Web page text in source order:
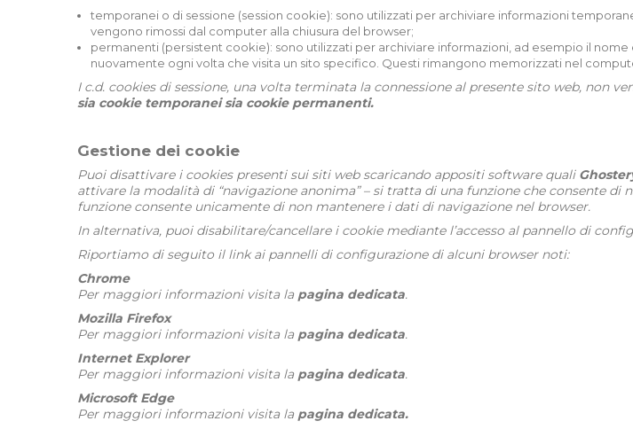
temporanei o di sessione (session cookie): sono utilizzati per archiviare informazioni
vengono rimossi dal computer alla chiusura del browser;
permanenti (persistent cookie): sono utilizzati per archiviare informazioni, ad esempio il
nuovamente ogni volta che visita un sito specifico. Questi rimangono memorizzati nel
I c.d. cookies di sessione, una volta terminata la connessione al presente sito web, non
sia cookie temporanei sia cookie permanenti.
Gestione dei cookie
Puoi disattivare i cookies presenti sui siti web scaricando appositi software quali
attivare la modalità di “navigazione anonima” – si tratta di una funzione che consente di
funzione consente unicamente di non mantenere i dati di navigazione nel browser.
In alternativa, puoi disabilitare/cancellare i cookie mediante l’accesso al pannello di
Riportiamo di seguito il link ai pannelli di configurazione di alcuni browser noti:
Chrome
Per maggiori informazioni visita la pagina dedicata.
Mozilla Firefox
Per maggiori informazioni visita la pagina dedicata.
Internet Explorer
Per maggiori informazioni visita la pagina dedicata.
Microsoft Edge
Per maggiori informazioni visita la pagina dedicata.